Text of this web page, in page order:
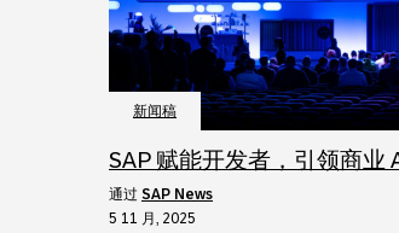
新闻稿
SAP 赋能开发者，引领商业
通过 SAP News
5 11 月, 2025